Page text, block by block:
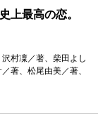
上最高の恋。
村凜／著、柴田よし
著、松尾由美／著、